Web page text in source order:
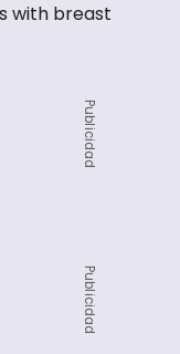
with breast
Publicidad
Publicidad